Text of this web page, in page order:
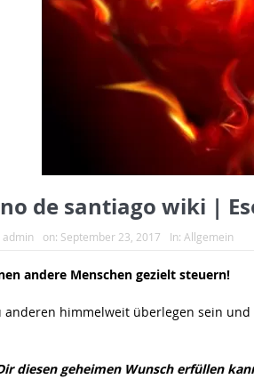
de santiago wiki |
admin on: September 23, 2017 In: Allgemein
andere Menschen gezielt steuern!
anderen himmelweit überlegen sein
diesen geheimen Wunsch erfüllen